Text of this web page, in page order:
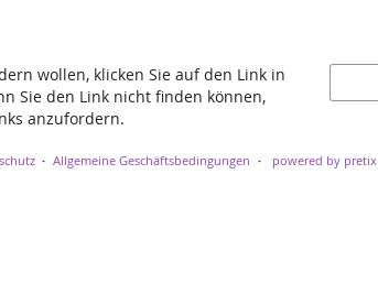
wollen, klicken Sie auf den Link in
Sie den Link nicht finden können,
anzufordern.
Allgemeine Geschäftsbedingungen powered by pretix